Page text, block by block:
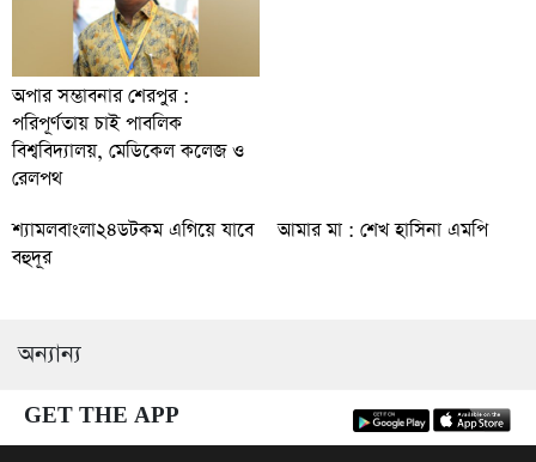
অপার সম্ভাবনার শেরপুর :
পরিপূর্ণতায় চাই পাবলিক
বিশ্ববিদ্যালয়, মেডিকেল কলেজ ও
রেলপথ
শ্যামলবাংলা২৪ডটকম এগিয়ে যাবে
বহুদূর
আমার মা : শেখ হাসিনা এমপি
অন্যান্য
GET THE APP